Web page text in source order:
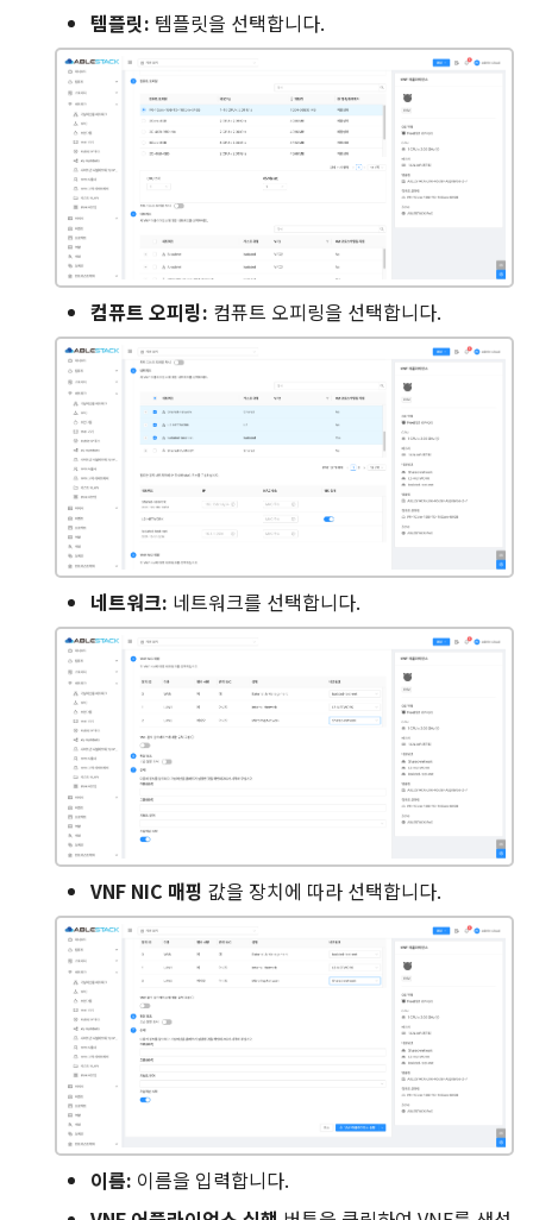
NIC 상태변경
VM 스냅샷 탭
보안그룹 탭
Schedules 탭
Schedules 추가
Schedules 편집
Schedules 삭제
설정 탭
설정 추가
설정 편집
설정 삭제
이벤트 탭
코멘트 탭
템플릿: 템플릿을 선택합니다.
컴퓨트 오피링: 컴퓨트 오피링을 선택합니다.
네트워크: 네트워크를 선택합니다.
VNF NIC 매핑 값을 장치에 따라 선택합니다.
이름: 이름을 입력합니다.